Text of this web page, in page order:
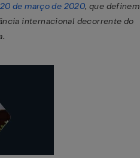
de março de 2020, que definem
internacional decorrente do